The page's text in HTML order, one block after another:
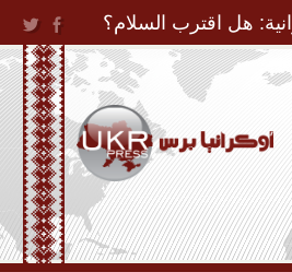
Jump to
هل اقترب السلام؟